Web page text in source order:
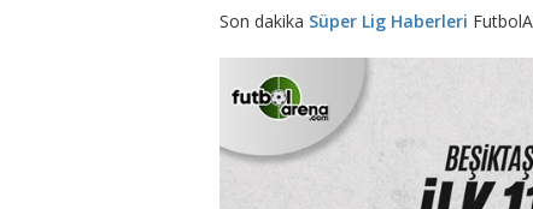
Son dakika Süper Lig Haberleri